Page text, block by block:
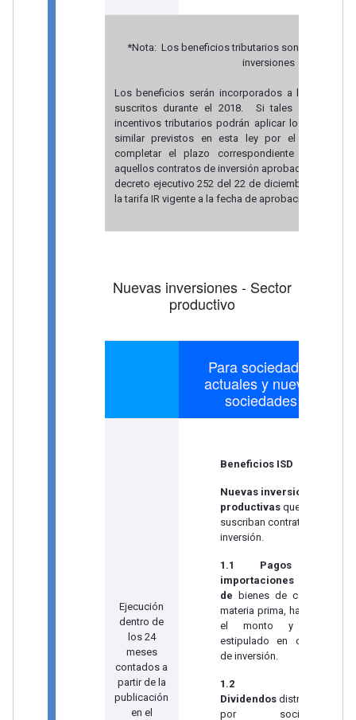
*Nota: Los beneficios tributarios son en
inversiones
Los beneficios serán incorporados a los
suscritos durante el 2018. Si tales contratos
incentivos tributarios podrán aplicar los
similar previstos en esta ley por el tiempo
completar el plazo correspondiente al nuevo
aquellos contratos de inversión aprobados antes
decreto ejecutivo 252 del 22 de diciembre del
la tarifa IR vigente a la fecha de aprobación.
Nuevas inversiones - Sector
productivo
Para sociedades
actuales y nuevas
sociedades
Ejecución
dentro de
los 24
meses
contados a
partir de la
publicación
en el
Beneficios ISD
Nuevas inversiones
productivas que
suscriban contratos de
inversión.
1.1 Pagos por
importaciones
de
bienes de capital y
materia prima, hasta por
el monto y plazo
estipulado en contrato
de inversión.
1.2
Dividendosdistribuidos
por sociedades